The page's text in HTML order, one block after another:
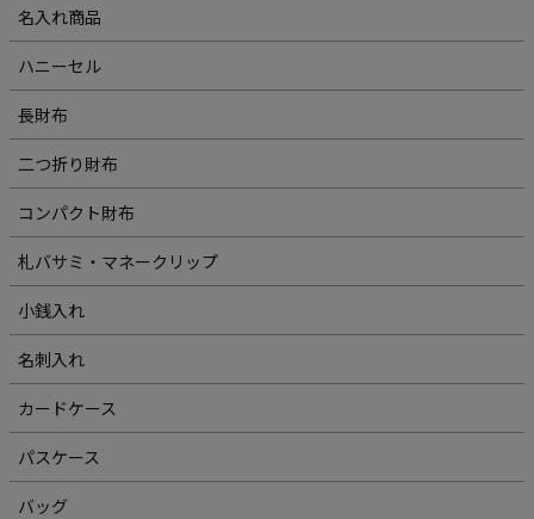
名入れ商品
ハニーセル
長財布
二つ折り財布
コンパクト財布
札バサミ・マネークリップ
小銭入れ
名刺入れ
カードケース
パスケース
バッグ